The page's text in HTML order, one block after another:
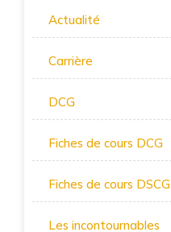
Actualité
Carrière
DCG
Fiches de cours DCG
Fiches de cours DSCG
Les incontournables